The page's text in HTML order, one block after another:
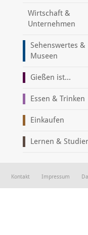
Wirtschaft &
Unternehmen
Sehenswertes &
Museen
Gießen ist...
Essen & Trinken
Einkaufen
Lernen &
Kontakt Impressum